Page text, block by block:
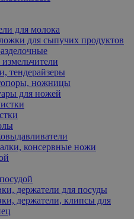
для молока
для сыпучих продуктов
тендерайзеры
ножницы
для ножей
консервные ножи
держатели для посуды
держатели, клипсы для